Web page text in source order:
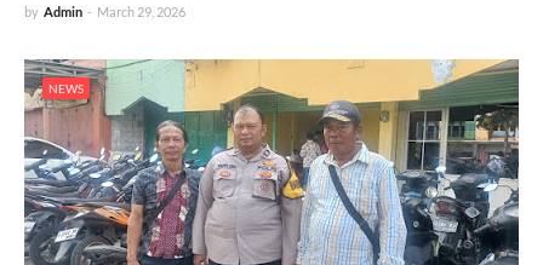
by Admin - March 29, 2026
NEWS